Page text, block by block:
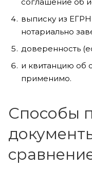
соглашение об
выписку из
нотариально
доверенность
и квитанцию об
применимо.
Способы